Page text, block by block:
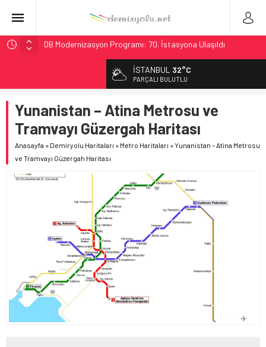
DB Modernizasyon Programı: 70. İstasyona Ulaşıldı
GB Railfreight İngiltere’de Lider, Class 99’lar 2026’da Yolda
İngiltere Demiryolunda Tarihi Entegrasyon: GBR Anglia
Resmen Başladı
Malezya Havayolları, TGV ile 28 Fransız Şehrine Tek Bilet
Ukrayna’da Yolcu Trenine İHA Saldırısı: Zamanında Tahliye
Faciayı Önledi
İSTANBUL 32°C
PARÇALI BULUTLU
Yunanistan – Atina Metrosu ve
Tramvayı Güzergah Haritası
Anasayfa » Demiryolu Haritaları » Metro Haritaları »Yunanistan – Atina Metrosu
ve Tramvayı Güzergah Haritası